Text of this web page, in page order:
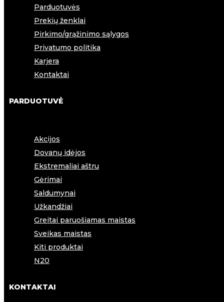
Parduotuvės
Prekių ženklai
Pirkimo/grąžinimo sąlygos
Privatumo politika
Karjera
Kontaktai
PARDUOTUVĖ
Akcijos
Dovanų idėjos
Ekstremaliai aštru
Gėrimai
Saldumynai
Užkandžiai
Greitai paruošiamas maistas
Sveikas maistas
Kiti produktai
N20
KONTAKTAI